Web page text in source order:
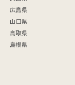
広島県
山口県
鳥取県
島根県